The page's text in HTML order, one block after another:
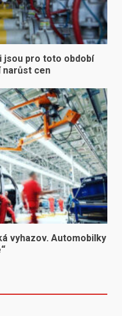
jsou pro toto období
narůst cen
vyhazov. Automobilky